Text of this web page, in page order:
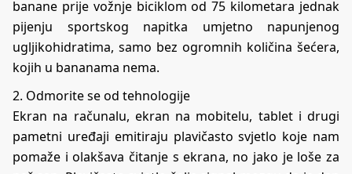
banane prije vožnje biciklom od 75 kilometara jednak
pijenju sportskog napitka umjetno napunjenog
ugljikohidratima, samo bez ogromnih količina šećera,
kojih u bananama nema.
2. Odmorite se od tehnologije
Ekran na računalu, ekran na mobitelu, tablet i drugi
pametni uređaji emitiraju plavičasto svjetlo koje nam
pomaže i olakšava čitanje s ekrana, no jako je loše za